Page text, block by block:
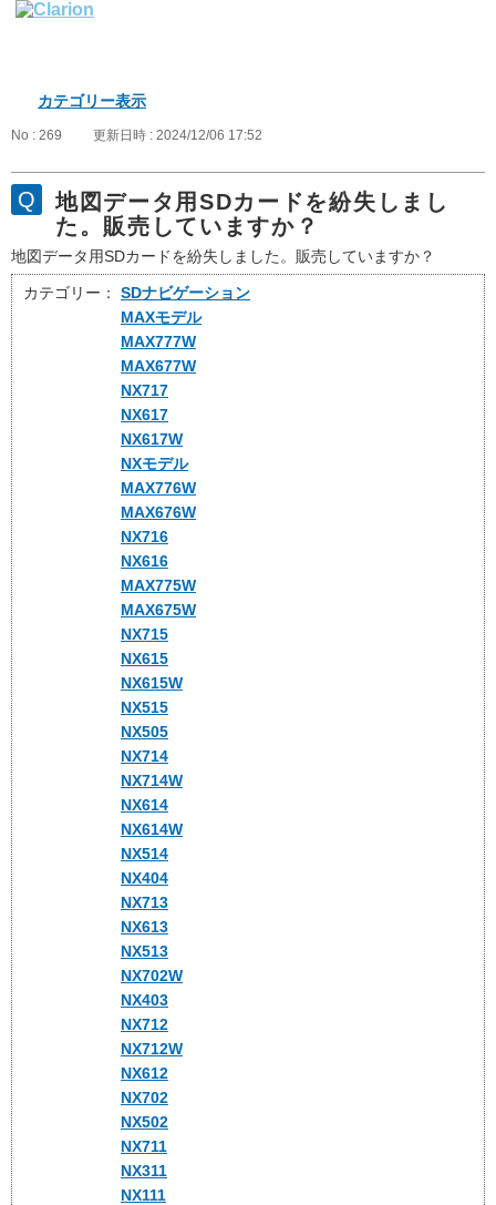
カテゴリー表示
No : 269 更新日時 : 2024/12/06 17:52
地図データ用SDカードを紛失しまし
た。販売していますか？
地図データ用SDカードを紛失しました。販売していますか？
カテゴリー：
SDナビゲーション
MAXモデル
MAX777W
MAX677W
NX717
NX617
NX617W
NXモデル
MAX776W
MAX676W
NX716
NX616
MAX775W
MAX675W
NX715
NX615
NX615W
NX515
NX505
NX714
NX714W
NX614
NX614W
NX514
NX404
NX713
NX613
NX513
NX702W
NX403
NX712
NX712W
NX612
NX702
NX502
NX711
NX311
NX111